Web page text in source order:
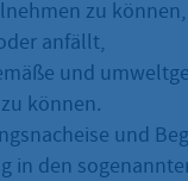
zu können,
anfällt,
und
können.
und
in den